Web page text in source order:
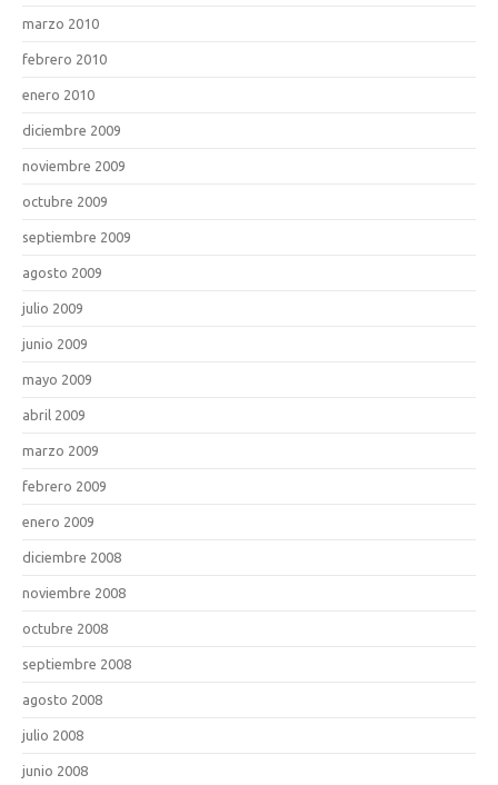
marzo 2010
febrero 2010
enero 2010
diciembre 2009
noviembre 2009
octubre 2009
septiembre 2009
agosto 2009
julio 2009
junio 2009
mayo 2009
abril 2009
marzo 2009
febrero 2009
enero 2009
diciembre 2008
noviembre 2008
octubre 2008
septiembre 2008
agosto 2008
julio 2008
junio 2008